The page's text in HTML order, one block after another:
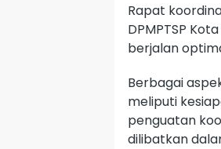
Rapat
DPMPTSP
berjalan
Berbagai
meliputi
penguatan
dilibatkan